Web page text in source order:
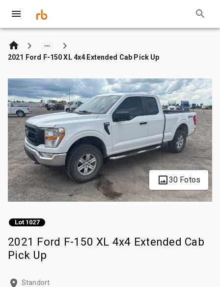
2021 Ford F-150 XL 4x4 Extended Cab Pick Up
30 Fotos
Lot 1027
2021 Ford F-150 XL 4x4 Extended Cab
Pick Up
Standort